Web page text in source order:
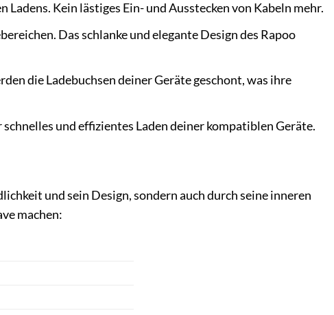
Ladens. Kein lästiges Ein- und Ausstecken von Kabeln mehr.
Das schlanke und elegante Design des Rapoo
die Ladebuchsen deiner Geräte geschont, was ihre
und effizientes Laden deiner kompatiblen Geräte.
und sein Design, sondern auch durch seine inneren
machen: